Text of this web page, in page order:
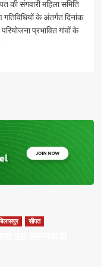
की संगवारी महिला समिति
गतिविधियों के अंतर्गत दिनांक
प्रभावित गांवों के
सीपत